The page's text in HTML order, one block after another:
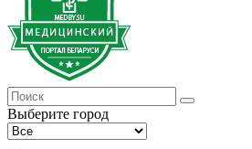
Выберите город